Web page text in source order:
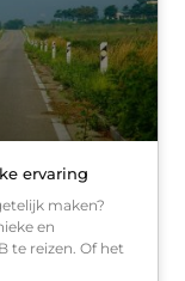
ervaring
maken?
en
te reizen. Of het